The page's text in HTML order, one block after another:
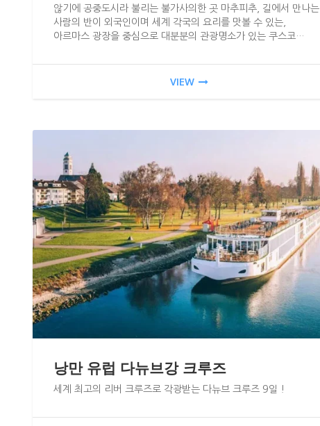
않기에 공중도시라 불리는 불가사의한 곳 마추피추, 길에서 만나는
사람의 반이 외국인이며 세계 각국의 요리를 맛볼 수 있는,
아르마스 광장을 중심으로 대분분의 관광명소가 있는 쿠스코…
VIEW
낭만 유럽 다뉴브강 크루즈
세계 최고의 리버 크루즈로 각광받는 다뉴브 크루즈 9일 !